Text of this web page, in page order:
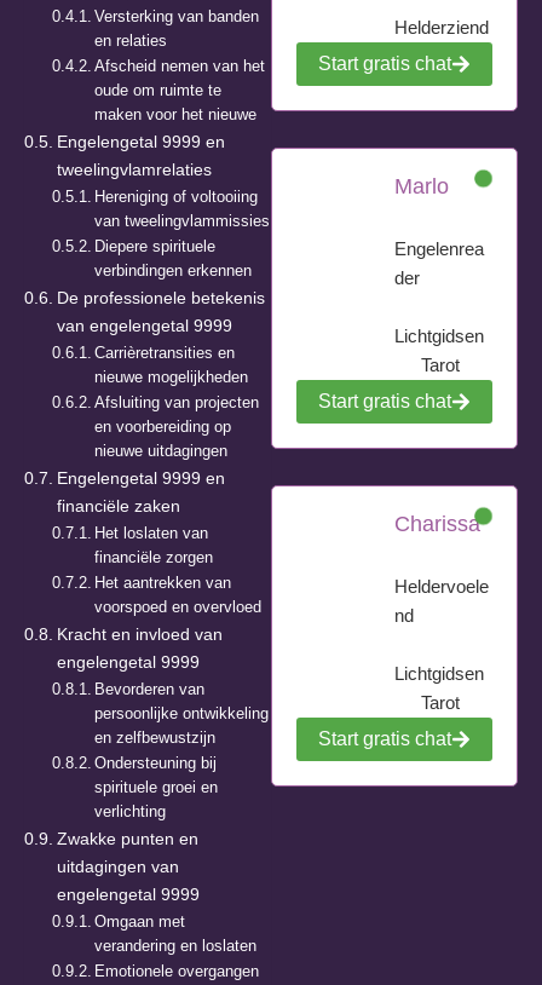
Versterking van banden
en relaties
Afscheid nemen van het
oude om ruimte te
maken voor het nieuwe
Engelengetal 9999 en
tweelingvlamrelaties
Hereniging of voltooiing
van tweelingvlammissies
Diepere spirituele
verbindingen erkennen
De professionele betekenis
van engelengetal 9999
Carrièretransities en
nieuwe mogelijkheden
Afsluiting van projecten
en voorbereiding op
nieuwe uitdagingen
Engelengetal 9999 en
financiële zaken
Het loslaten van
financiële zorgen
Het aantrekken van
voorspoed en overvloed
Kracht en invloed van
engelengetal 9999
Bevorderen van
persoonlijke ontwikkeling
en zelfbewustzijn
Ondersteuning bij
spirituele groei en
verlichting
Zwakke punten en
uitdagingen van
engelengetal 9999
Omgaan met
verandering en loslaten
Emotionele overgangen
Helderziend
Start gratis chat
Marlo
Engelenrea
der
Lichtgidsen
Tarot
Start gratis chat
Charissa
Heldervoele
nd
Lichtgidsen
Tarot
Start gratis chat